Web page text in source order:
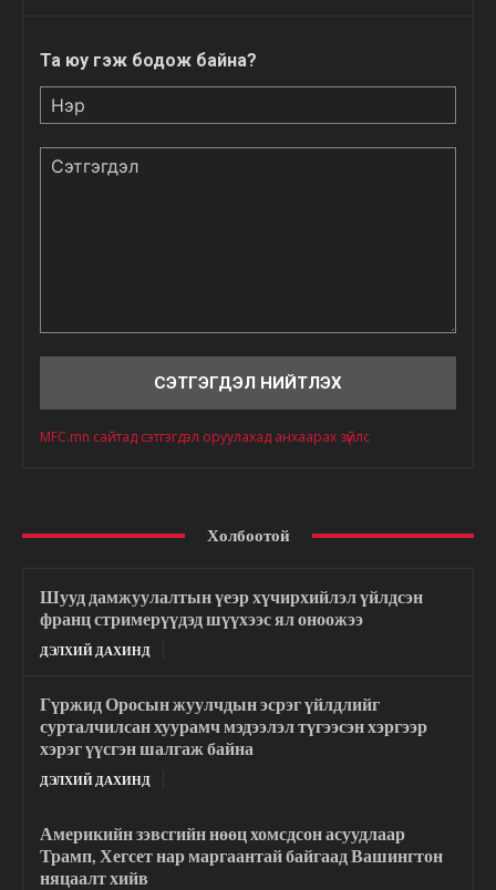
Та юу гэж бодож байна?
MFC.mn сайтад сэтгэгдэл оруулахад анхаарах зүйлс
Холбоотой
Шууд дамжуулалтын үеэр хүчирхийлэл үйлдсэн
франц стримерүүдэд шүүхээс ял оноожээ
ДЭЛХИЙ ДАХИНД
Гүржид Оросын жуулчдын эсрэг үйлдлийг
сурталчилсан хуурамч мэдээлэл түгээсэн хэргээр
хэрэг үүсгэн шалгаж байна
ДЭЛХИЙ ДАХИНД
Америкийн зэвсгийн нөөц хомсдсон асуудлаар
Трамп, Хегсет нар маргаантай байгаад Вашингтон
няцаалт хийв